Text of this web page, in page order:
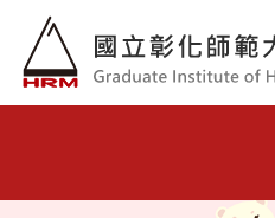
跳到主要內容